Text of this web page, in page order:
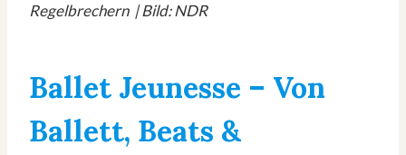
Regelbrechern | Bild: NDR
Ballet Jeunesse – Von
Ballett, Beats &